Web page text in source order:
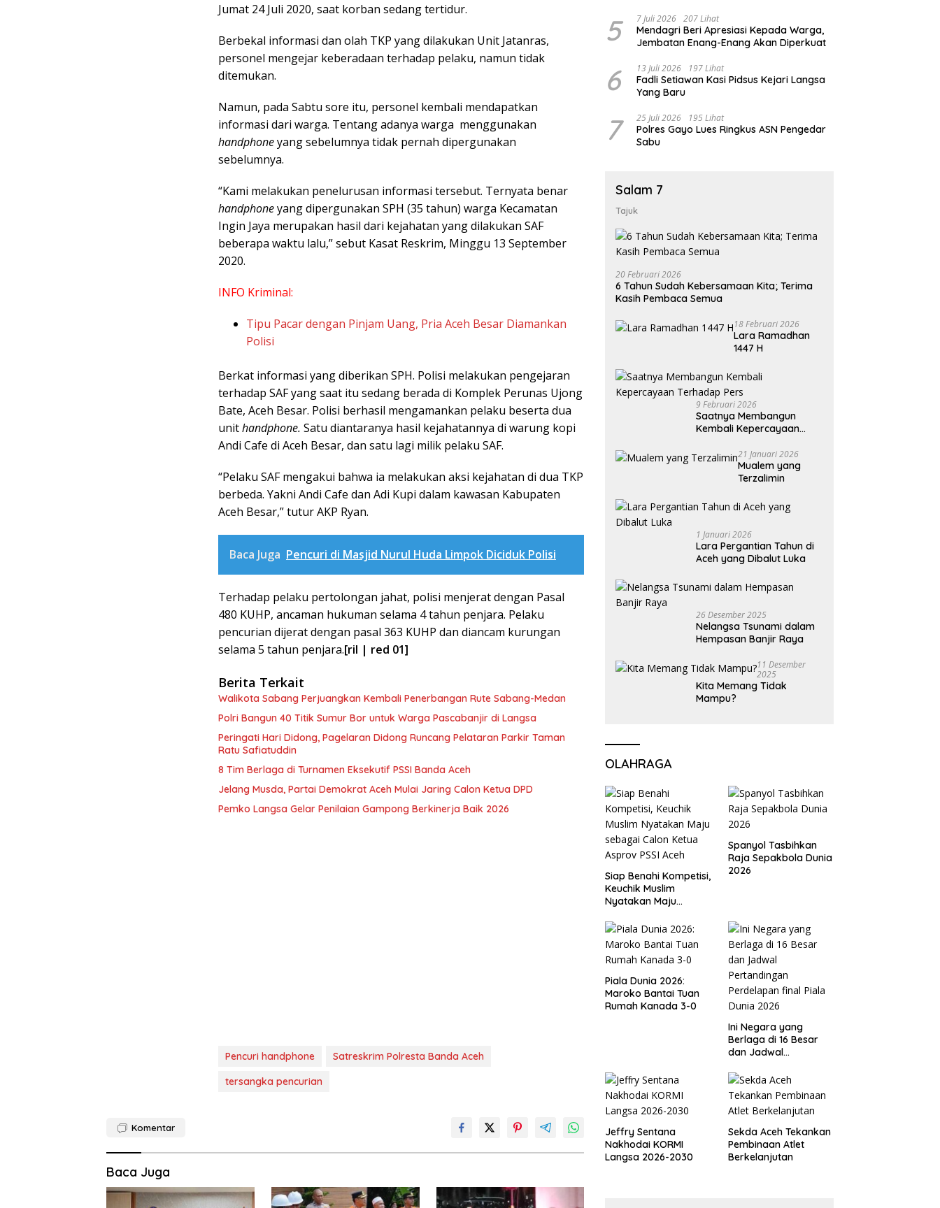
Jumat 24 Juli 2020, saat korban sedang tertidur.
Berbekal informasi dan olah TKP yang dilakukan Unit Jatanras,
personel mengejar keberadaan terhadap pelaku, namun tidak
ditemukan.
Namun, pada Sabtu sore itu, personel kembali mendapatkan
informasi dari warga. Tentang adanya warga menggunakan
handphoneyang sebelumnya tidak pernah dipergunakan
sebelumnya.
“Kami melakukan penelurusan informasi tersebut. Ternyata benar
handphoneyang dipergunakan SPH (35 tahun) warga Kecamatan
Ingin Jaya merupakan hasil dari kejahatan yang dilakukan SAF
beberapa waktu lalu,” sebut Kasat Reskrim, Minggu 13 September
2020.
INFO Kriminal:
Tipu Pacar dengan Pinjam Uang, Pria Aceh Besar Diamankan
Polisi
Berkat informasi yang diberikan SPH. Polisi melakukan pengejaran
terhadap SAF yang saat itu sedang berada di Komplek Perunas Ujong
Bate, Aceh Besar. Polisi berhasil mengamankan pelaku beserta dua
unithandphone. Satu diantaranya hasil kejahatannya di warung kopi
Andi Cafe di Aceh Besar, dan satu lagi milik pelaku SAF.
“Pelaku SAF mengakui bahwa ia melakukan aksi kejahatan di dua TKP
berbeda. Yakni Andi Cafe dan Adi Kupi dalam kawasan Kabupaten
Aceh Besar,” tutur AKP Ryan.
Baca Juga Pencuri di Masjid Nurul Huda Limpok Diciduk Polisi
Terhadap pelaku pertolongan jahat, polisi menjerat dengan Pasal
480 KUHP, ancaman hukuman selama 4 tahun penjara. Pelaku
pencurian dijerat dengan pasal 363 KUHP dan diancam kurungan
selama 5 tahun penjara.[ril | red 01]
Berita Terkait
Walikota Sabang Perjuangkan Kembali Penerbangan Rute Sabang-Medan
Polri Bangun 40 Titik Sumur Bor untuk Warga Pascabanjir di Langsa
Peringati Hari Didong, Pagelaran Didong Runcang Pelataran Parkir Taman
Ratu Safiatuddin
8 Tim Berlaga di Turnamen Eksekutif PSSI Banda Aceh
Jelang Musda, Partai Demokrat Aceh Mulai Jaring Calon Ketua DPD
Pemko Langsa Gelar Penilaian Gampong Berkinerja Baik 2026
Pencuri handphone
Satreskrim Polresta Banda Aceh
tersangka pencurian
Komentar
Baca Juga
5 7 Juli 2026 207 Lihat
Mendagri Beri Apresiasi Kepada Warga,
Jembatan Enang-Enang Akan Diperkuat
6 13 Juli 2026 197 Lihat
Fadli Setiawan Kasi Pidsus Kejari Langsa
Yang Baru
7 25 Juli 2026 195 Lihat
Polres Gayo Lues Ringkus ASN Pengedar
Sabu
Salam 7
Tajuk
20 Februari 2026
6 Tahun Sudah Kebersamaan Kita; Terima
Kasih Pembaca Semua
18 Februari 2026
Lara Ramadhan
1447 H
9 Februari 2026
Saatnya Membangun
Kembali Kepercayaan
21 Januari 2026
Mualem yang
Terzalimin
1 Januari 2026
Lara Pergantian Tahun di
Aceh yang Dibalut Luka
26 Desember 2025
Nelangsa Tsunami dalam
Hempasan Banjir Raya
11 Desember
2025
Kita Memang Tidak
Mampu?
OLAHRAGA
Siap Benahi Kompetisi,
Keuchik Muslim
Nyatakan Maju
Asprov PSSI Aceh
Spanyol Tasbihkan
Raja Sepakbola Dunia
2026
Piala Dunia 2026:
Maroko Bantai Tuan
Rumah Kanada 3-0
Ini Negara yang
Berlaga di 16 Besar
dan Jadwal
Perdelapan final Piala
Dunia 2026
Jeffry Sentana
Nakhodai KORMI
Langsa 2026-2030
Sekda Aceh Tekankan
Pembinaan Atlet
Berkelanjutan